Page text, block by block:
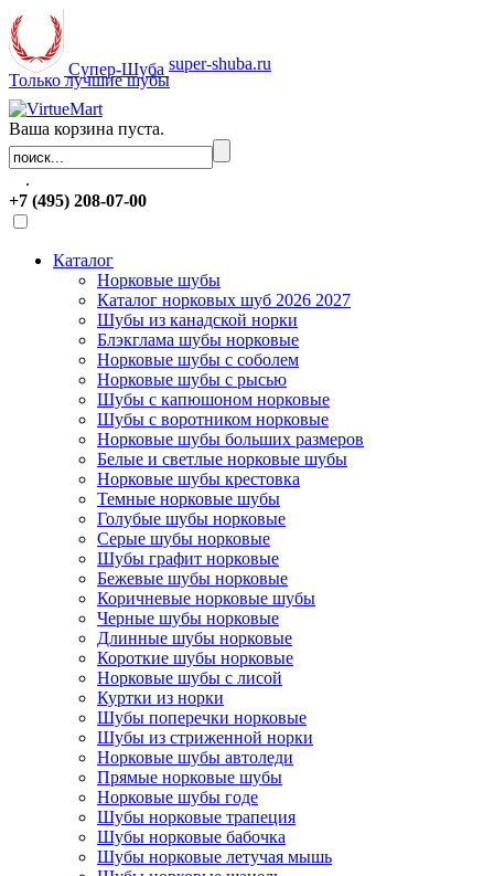
Супер-Шуба super-shuba.ru
Только лучшие шубы
Ваша корзина пуста.
.
+7 (495) 208-07-00
Каталог
Норковые шубы
Каталог норковых шуб 2026 2027
Шубы из канадской норки
Блэкглама шубы норковые
Норковые шубы с соболем
Норковые шубы с рысью
Шубы с капюшоном норковые
Шубы с воротником норковые
Норковые шубы больших размеров
Белые и светлые норковые шубы
Норковые шубы крестовка
Темные норковые шубы
Голубые шубы норковые
Серые шубы норковые
Шубы графит норковые
Бежевые шубы норковые
Коричневые норковые шубы
Черные шубы норковые
Длинные шубы норковые
Короткие шубы норковые
Норковые шубы с лисой
Куртки из норки
Шубы поперечки норковые
Шубы из стриженной норки
Норковые шубы автоледи
Прямые норковые шубы
Норковые шубы годе
Шубы норковые трапеция
Шубы норковые бабочка
Шубы норковые летучая мышь